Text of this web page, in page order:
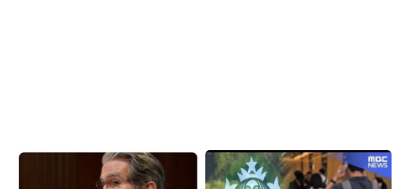
Powered by livedoor 相互RSS